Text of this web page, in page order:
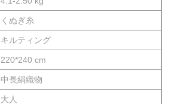
くぬぎ糸
キルティング
220*240 cm
中長絹織物
大人